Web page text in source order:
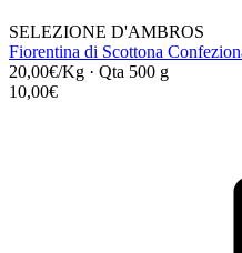
SELEZIONE D'AMBROS
Fiorentina di Scottona
20,00€/Kg · Qta 500 g
10,00€